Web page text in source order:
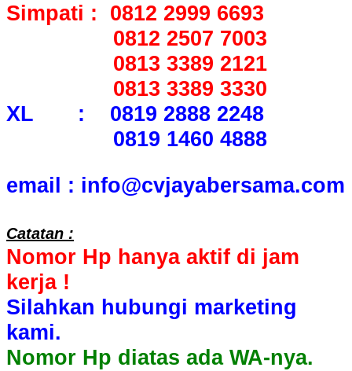
Simpati : 0812 2999 6693
0812 2507 7003
0813 3389 2121
0813 3389 3330
XL : 0819 2888 2248
0819 1460 4888
email : info@cvjayabersama.com
Catatan :
Nomor Hp hanya aktif di jam
kerja !
Silahkan hubungi marketing
kami.
Nomor Hp diatas ada WA-nya.